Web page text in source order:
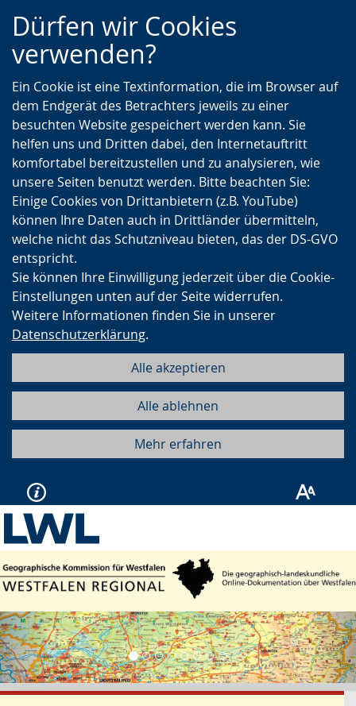
Zur
Hauptnavigation
Zur
Seitennavigation
Zum
Inhalt
Dürfen wir Cookies
verwenden?
Ein Cookie ist eine Textinformation, die im Browser auf
dem Endgerät des Betrachters jeweils zu einer
besuchten Website gespeichert werden kann. Sie
helfen uns und Dritten dabei, den Internetauftritt
komfortabel bereitzustellen und zu analysieren, wie
unsere Seiten benutzt werden. Bitte beachten Sie:
Einige Cookies von Drittanbietern (z.B. YouTube)
können Ihre Daten auch in Drittländer übermitteln,
welche nicht das Schutzniveau bieten, das der DS-GVO
entspricht.
Sie können Ihre Einwilligung jederzeit über die Cookie-
Einstellungen unten auf der Seite widerrufen.
Weitere Informationen finden Sie in unserer
Datenschutzerklärung.
Alle akzeptieren
Alle ablehnen
Mehr erfahren
Vorherige